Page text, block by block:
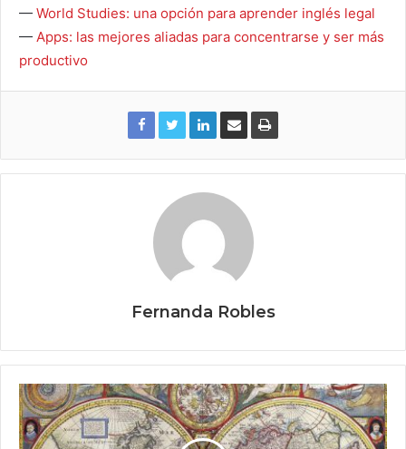
— World Studies: una opción para aprender inglés legal
— Apps: las mejores aliadas para concentrarse y ser más
productivo
Fernanda Robles